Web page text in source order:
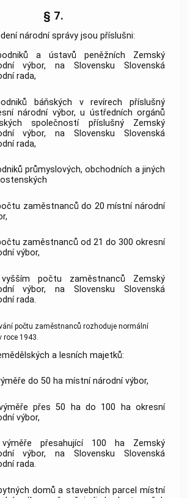
§ 7.
národní správy jsou příslušni:
a ústavů peněžních Zemský
výbor, na Slovensku Slovenská
rada,
báňských v revírech příslušný
národní výbor, u ústředních orgánů
společností příslušný Zemský
výbor, na Slovensku Slovenská
rada,
průmyslových, obchodních a jiných
zaměstnanců do 20 místní národní
zaměstnanců od 21 do 300 okresní
výbor,
počtu zaměstnanců Zemský
výbor, na Slovensku Slovenská
rada.
počtu zaměstnanců rozhoduje normální
roce 1943.
a lesních majetků:
do 50 ha místní národní výbor,
přes 50 ha do 100 ha okresní
výbor,
přesahující 100 ha Zemský
výbor, na Slovensku Slovenská
rada.
domů a stavebních parcel místní